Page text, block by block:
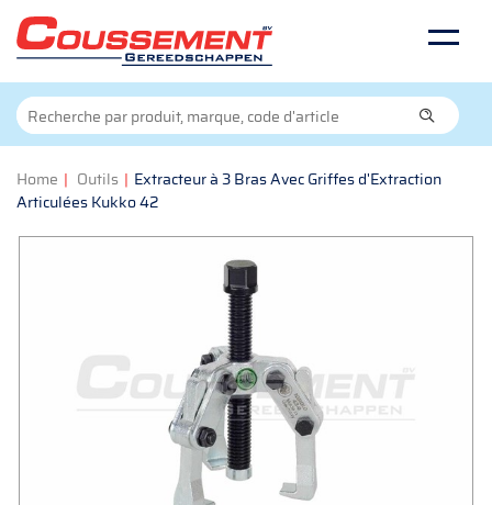
Home | Outils | Extracteur à 3 Bras Avec Griffes d'Extraction
Articulées Kukko 42